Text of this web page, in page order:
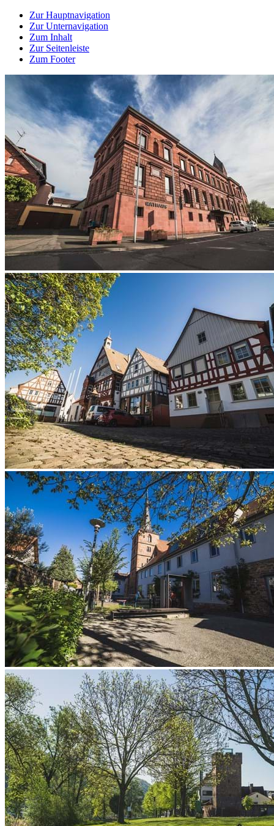
Zur Hauptnavigation
Zur Unternavigation
Zum Inhalt
Zur Seitenleiste
Zum Footer